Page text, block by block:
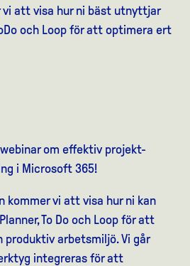
vi att visa hur ni bäst utnyttjar
och Loop för att optimera ert
om effektiv projekt-
i Microsoft 365!
kommer vi att visa hur ni kan
To Do och Loop för att
produktiv arbetsmiljö. Vi går
integreras för att